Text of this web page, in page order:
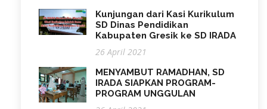
Kunjungan dari Kasi Kurikulum
SD Dinas Pendidikan
Kabupaten Gresik ke SD IRADA
26 April 2021
MENYAMBUT RAMADHAN, SD
IRADA SIAPKAN PROGRAM-
PROGRAM UNGGULAN